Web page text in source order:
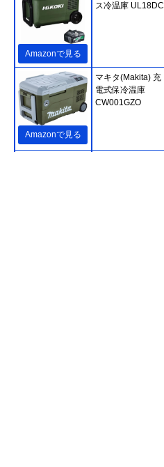
Amazonで見る
ス冷温庫 UL18DC
Amazonで見る
マキタ(Makita) 充
電式保冷温庫
CW001GZO